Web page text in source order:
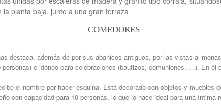
planta baja, junto a una gran terraza
COMEDORES
destaca, además de por sus abanicos antiguos, por las vistas al
e idóneo para celebraciones (bautizos, comuniones, …). En
el nombre por hacer esquina. Está decorado con objetos y muebles
con capacidad para 10 personas, lo que lo hace ideal para una íntima